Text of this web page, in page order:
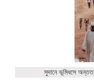
সুদানে ভূমিধসে অন্তত